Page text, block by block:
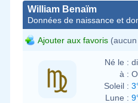
William Benaïm
Données de naissance et
Ajouter aux favoris
Né le :
à :
Soleil :
Lune :